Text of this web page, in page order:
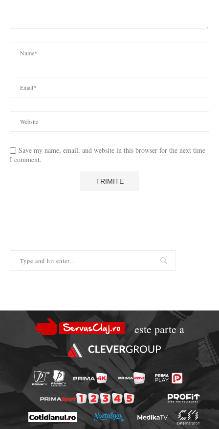
Save my name, email, and website in this browser for the next time
I comment.
este parte a